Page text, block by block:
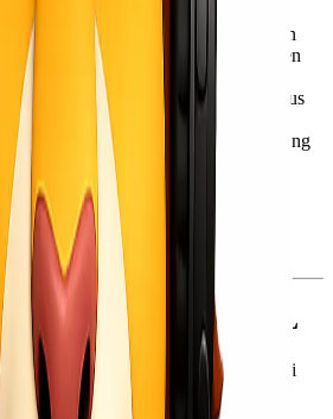
seringkali memiliki kemampuan
tarif pengiriman dengan perusahaan
memberikan biaya yang lebih efisien
Khusus:
EMKL juga dapat mengurus
cargo
yang memerlukan penanganan
berbahaya (dangerous goods), barang
berukuran besar.
Untuk memberikan rasa aman kepada
biasanya menawarkan layanan
barang dari kerusakan atau
pengiriman.
Jasa EMKL
memberikan beberapa keuntungan, di